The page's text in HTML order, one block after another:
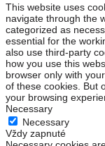
This website uses
navigate through the
categorized as
essential for the
also use third-party
how you use this
browser only with
of these cookies. But
your browsing
Necessary
Necessary
Vždy zapnuté